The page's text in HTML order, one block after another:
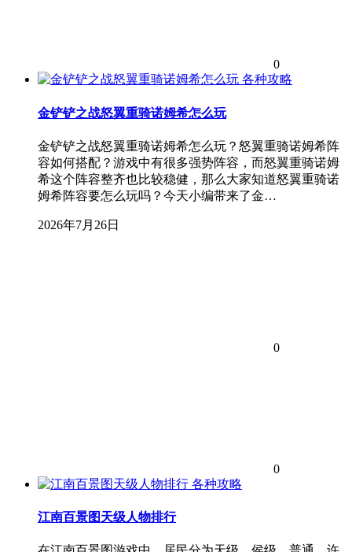
0
各种攻略
金铲铲之战怒翼重骑诺姆希怎么玩
金铲铲之战怒翼重骑诺姆希怎么玩？怒翼重骑诺姆希阵
容如何搭配？游戏中有很多强势阵容，而怒翼重骑诺姆
希这个阵容整齐也比较稳健，那么大家知道怒翼重骑诺
姆希阵容要怎么玩吗？今天小编带来了金…
2026年7月26日
0
0
各种攻略
江南百景图天级人物排行